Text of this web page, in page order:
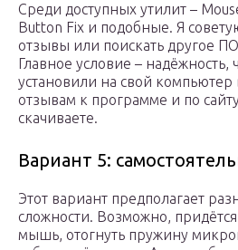
Среди доступных утилит –
Button Fix и подобные. Я
отзывы или поискать другое
Главное условие –
установили на свой компьютер
отзывам к программе и по
скачиваете.
Вариант 5:
Этот вариант предполагает
сложности. Возможно,
мышь, отогнуть пружину